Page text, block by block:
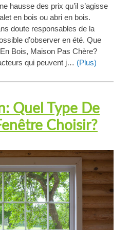
hausse des prix qu’il s’agisse
en bois ou abri en bois.
doute responsables de la
d’observer en été. Que
Bois, Maison Pas Chère?
qui peuvent j… (Plus)
Quel Type De
Choisir?